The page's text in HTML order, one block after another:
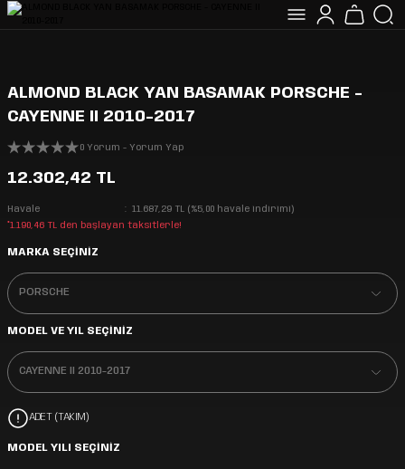
ALMOND BLACK YAN BASAMAK PORSCHE -
CAYENNE II 2010-2017
0 Yorum - Yorum Yap
12.302,42 TL
Havale
11.687,29 TL (%5,00 havale indirimi)
*1.190,46 TL den başlayan taksitlerle!
MARKA SEÇİNİZ
MODEL VE YIL SEÇİNİZ
ADET (TAKIM)
MODEL YILI SEÇİNİZ